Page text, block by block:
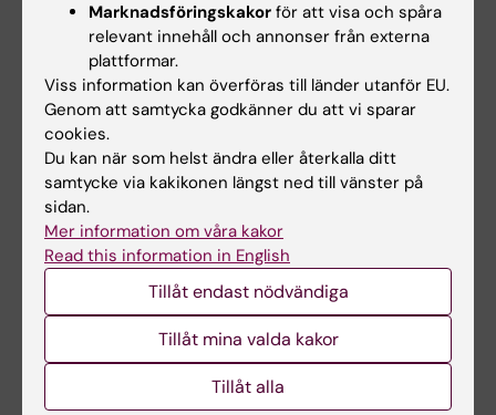
Osvald, Olof K., tandläkare, medicinalråd,
Stockholm
Skinner, Eugene W., PhD, professor emeritus
vid Northwestern University, Chicago
ODhc 1962
Löfgren, Nils Magnus, FD, laborator vid
Stockholms universitet
Petrén, Ture Erik Alfred, MD, professor i
anatomi vid Karolinska Institutet
Marknadsföringskakor för att visa och spåra
relevant innehåll och annonser från externa
plattformar.
Viss information kan överföras till länder utanför EU.
Genom att samtycka godkänner du att vi sparar
cookies.
Du kan när som helst ändra eller återkalla ditt
samtycke via kakikonen längst ned till vänster på
sidan.
Mer information om våra kakor
Read this information in English
Tillåt endast nödvändiga
Tillåt mina valda kakor
Tillåt alla